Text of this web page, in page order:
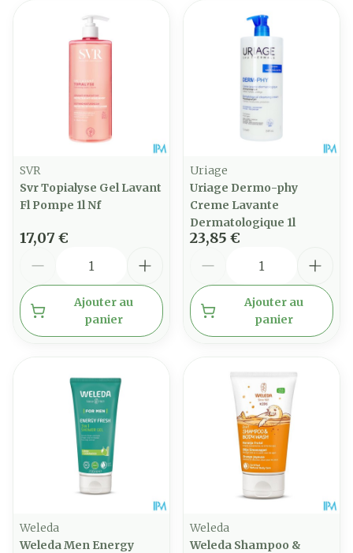
SVR
Svr Topialyse Gel Lavant
Fl Pompe 1l Nf
17,07 €
Ajouter au
panier
Uriage
Uriage Dermo-phy
Creme Lavante
Dermatologique 1l
23,85 €
Ajouter au
panier
Weleda
Weleda Men Energy
Weleda
Weleda Shampoo &